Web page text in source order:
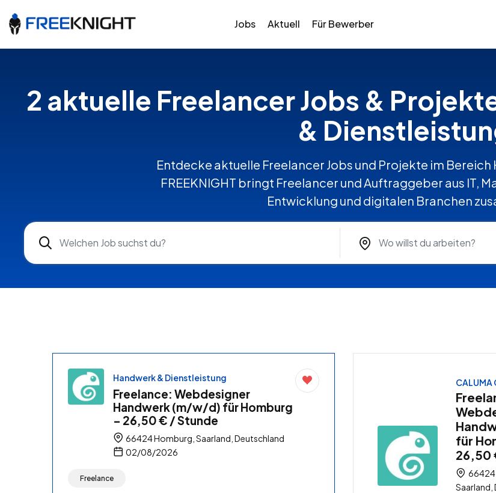
Jobs Aktuell Für Bewerber
2 aktuelle Freelancer Jobs &
&
Entdecke aktuelle Freelancer Jobs und Projekte im
FREEKNIGHT bringt Freelancer und Auftraggeber aus IT,
Entwicklung und digitalen Branchen
Handwerk & Dienstleistung
Freelance: Webdesigner
Handwerk (m/w/d) für Homburg
– 26,50 € / Stunde
66424 Homburg, Saarland, Deutschland
02/08/2026
Freelance
CALUMA
für
26,50
66424
Saarland,